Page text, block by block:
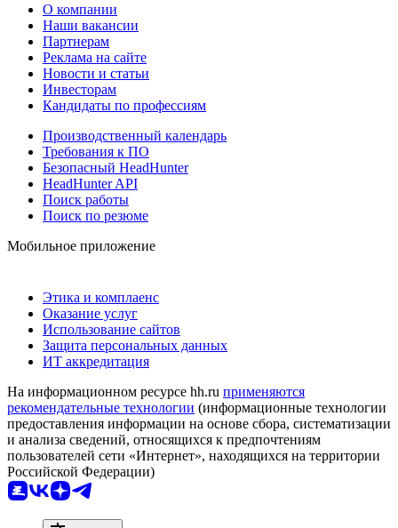
О компании
Наши вакансии
Партнерам
Реклама на сайте
Новости и статьи
Инвесторам
Кандидаты по профессиям
Производственный календарь
Требования к ПО
Безопасный HeadHunter
HeadHunter API
Поиск работы
Поиск по резюме
Мобильное приложение
Этика и комплаенс
Оказание услуг
Использование сайтов
Защита персональных данных
ИТ аккредитация
На информационном ресурсе hh.ru применяются
рекомендательные технологии (информационные технологии
предоставления информации на основе сбора, систематизации
и анализа сведений, относящихся к предпочтениям
пользователей сети «Интернет», находящихся на территории
Российской Федерации)